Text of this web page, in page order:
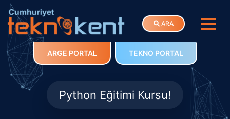
ARA
ARGE PORTAL TEKNO PORTAL
Python Eğitimi Kursu!